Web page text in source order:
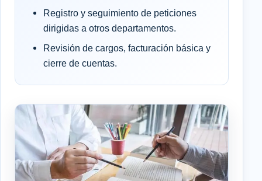
Registro y seguimiento de peticiones
dirigidas a otros departamentos.
Revisión de cargos, facturación básica y
cierre de cuentas.